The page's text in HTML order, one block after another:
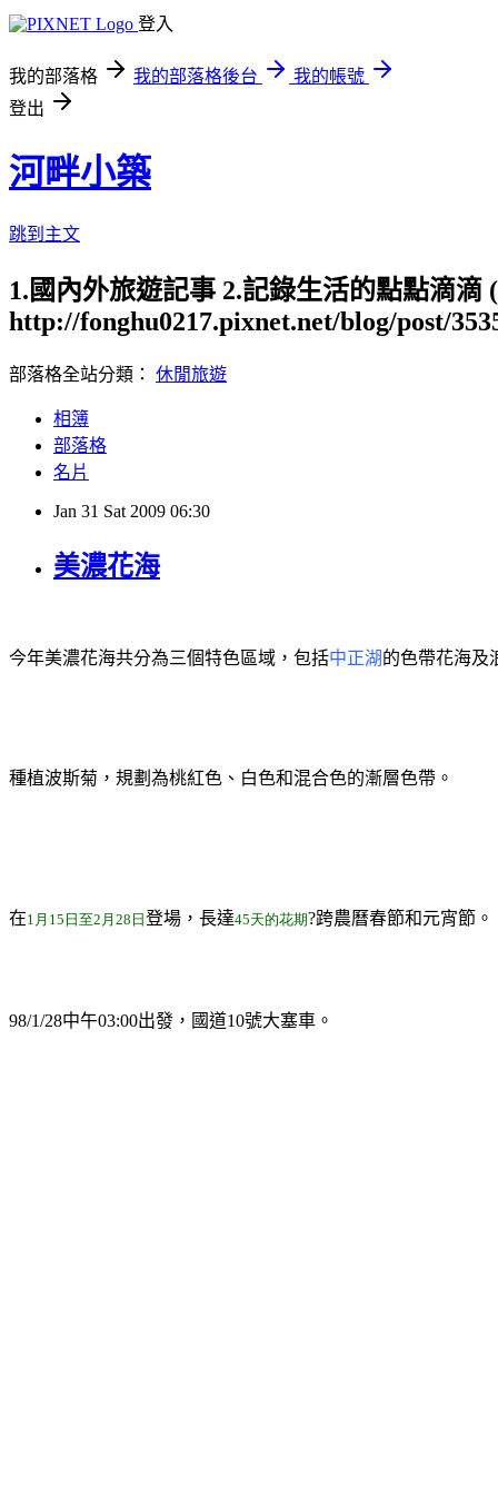
登入
我的部落格 我的部落格後台
我的帳號
登出
河畔小築
跳到主文
1.國內外旅遊記事 2.記錄生活的點點滴
http://fonghu0217.pixnet.net/blog/post/
部落格全站分類： 休閒旅遊
相簿
部落格
名片
Jan 31 Sat 2009 06:30
美濃花海
今年美濃花海共分為三個特色區域，包括中正湖的色帶花海及
種植波斯菊，規劃為桃紅色、白色和混合色的漸層色帶。
在1月15日至2月28日登場，長達45天的花期?跨農曆春節和元宵節。
98/1/28中午03:00出發，國道10號大塞車。